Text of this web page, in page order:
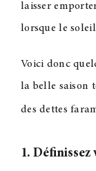
laisser
lorsque le
Voici donc
la belle saison
des dettes
1.